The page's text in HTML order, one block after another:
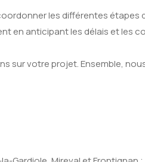
les différentes étapes
en anticipant les délais et les
sur votre projet. Ensemble,